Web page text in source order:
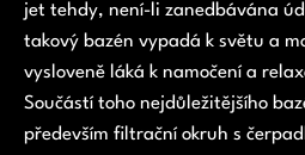
jet tehdy, není-li zanedbávána
takový bazén vypadá k světu a
vysloveně láká k namočení a
Součástí toho nejdůležitějšího
především filtrační okruh s